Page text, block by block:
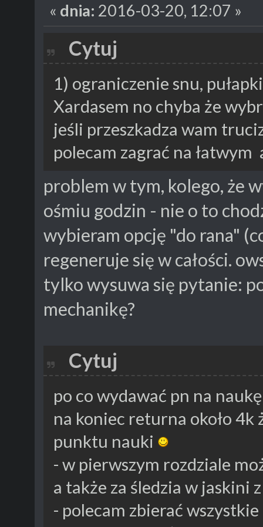
« dnia: 2016-03-20, 12:07 »
Cytuj
1) ograniczenie snu,
Xardasem no chyba że
jeśli przeszkadza wam
polecam zagrać na
problem w tym, kolego, że
ośmiu godzin - nie o to
wybieram opcję "do rana"
regeneruje się w całości.
tylko wysuwa się pytanie:
mechanikę?
Cytuj
po co wydawać pn na
na koniec returna około 4k
punktu nauki
- w pierwszym rozdziale
a także za śledzia w jaskini
- polecam zbierać